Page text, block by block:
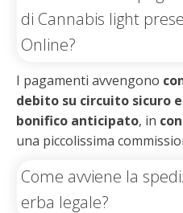
di Cannabis light
Online?
I pagamenti avvengono
debito su circuito sicuro
bonifico anticipato, in
una piccolissima
Come avviene la
erba legale?